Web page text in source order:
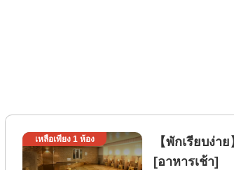
เหลือเพียง 1ห้อง
【พักเรียบง่
[อาหารเช้า]